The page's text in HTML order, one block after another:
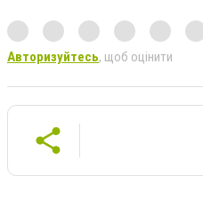
Авторизуйтесь, щоб оцінити